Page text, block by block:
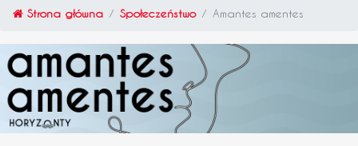
Strona główna Społeczeństwo Amantes amentes